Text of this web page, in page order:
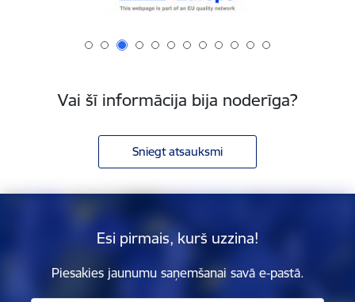
Vai šī informācija bija noderīga?
Sniegt atsauksmi
Esi pirmais, kurš uzzina!
Piesakies jaunumu saņemšanai savā e-pastā.